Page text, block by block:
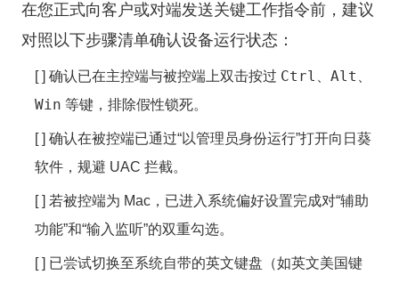
在您正式向客户或对端发送关键工作指令前，建议
对照以下步骤清单确认设备运行状态：
[ ] 确认已在主控端与被控端上双击按过 Ctrl Alt
Win 等键，排除假性锁死。
[ ] 确认在被控端已通过“以管理员身份运行”打开向日葵
软件，规避 UAC 拦截。
[ ] 若被控端为 Mac，已进入系统偏好设置完成对“辅助
功能”和“输入监听”的双重勾选。
[ ] 已尝试切换至系统自带的英文键盘（如英文美国键